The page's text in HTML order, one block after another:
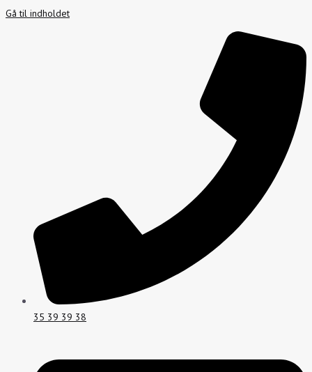
Gå til indholdet
35 39 39 38